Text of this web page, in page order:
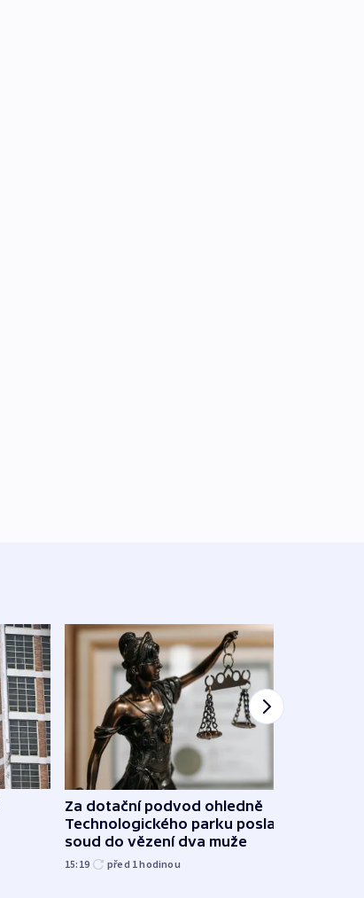
Za dotační podvod ohledně
Technologického parku poslal
soud do vězení dva muže
15:19 před 1hodinou